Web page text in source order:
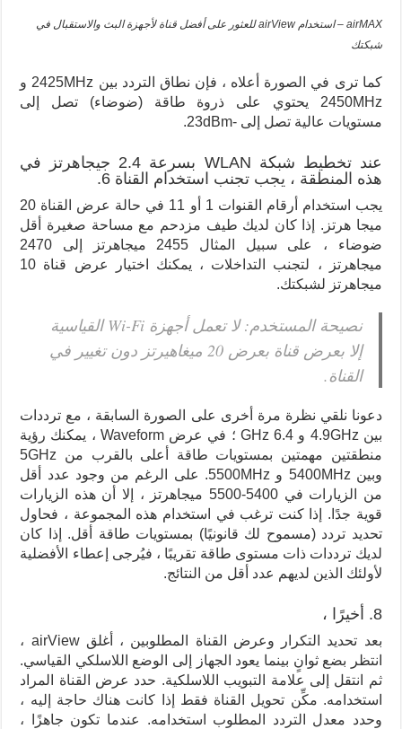
airMAX – استخدام airView للعثور على أفضل قناة لأجهزة البث والاستقبال في
شبكتك
كما ترى في الصورة أعلاه ، فإن نطاق التردد بين 2425MHz و
2450MHz يحتوي على ذروة طاقة (ضوضاء) تصل إلى
مستويات عالية تصل إلى -23dBm.
عند تخطيط شبكة WLAN بسرعة 2.4 جيجاهرتز في
هذه المنطقة ، يجب تجنب استخدام القناة 6.
يجب استخدام أرقام القنوات 1 أو 11 في حالة عرض القناة 20
ميجا هرتز. إذا كان لديك طيف مزدحم مع مساحة صغيرة أقل
ضوضاء ، على سبيل المثال 2455 ميجاهرتز إلى 2470
ميجاهرتز ، لتجنب التداخلات ، يمكنك اختيار عرض قناة 10
ميجاهرتز لشبكتك.
نصيحة المستخدم: لا تعمل أجهزة Wi-Fi القياسية
إلا بعرض قناة بعرض 20 ميغاهيرتز دون تغيير في
القناة.
دعونا نلقي نظرة مرة أخرى على الصورة السابقة ، مع ترددات
بين 4.9GHz و 6.4 GHz ؛ في عرض Waveform ، يمكنك رؤية
منطقتين مهمتين بمستويات طاقة أعلى بالقرب من 5GHz
وبين 5400MHz و 5500MHz. على الرغم من وجود عدد أقل
من الزيارات في 5400-5500 ميجاهرتز ، إلا أن هذه الزيارات
قوية جدًا. إذا كنت ترغب في استخدام هذه المجموعة ، فحاول
تحديد تردد (مسموح لك قانونيًا) بمستويات طاقة أقل. إذا كان
لديك ترددات ذات مستوى طاقة تقريبًا ، فيُرجى إعطاء الأفضلية
لأولئك الذين لديهم عدد أقل من النتائج.
8. أخيرًا ،
بعد تحديد التكرار وعرض القناة المطلوبين ، أغلق airView ،
انتظر بضع ثوانٍ بينما يعود الجهاز إلى الوضع اللاسلكي القياسي.
ثم انتقل إلى علامة التبويب اللاسلكية. حدد عرض القناة المراد
استخدامه. مكِّن تحويل القناة فقط إذا كانت هناك حاجة إليه ،
وحدد معدل التردد المطلوب استخدامه. عندما تكون جاهزًا ،